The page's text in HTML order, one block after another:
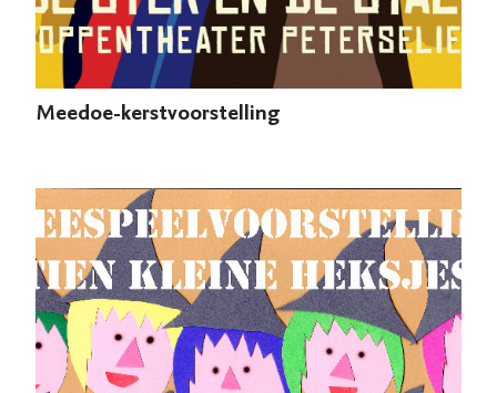
Meedoe-kerstvoorstelling